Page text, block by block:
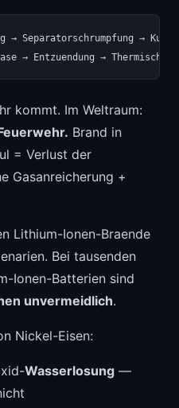
→ Separatorschrumpfung →
kommt. Im Weltraum:
Brand in
= Verlust der
Gasanreicherung +
Lithium-Ionen-Braende
Bei tausenden
Ionen-Batterien sind
unvermeidlich.
Nickel-Eisen:
Wasserlosung —